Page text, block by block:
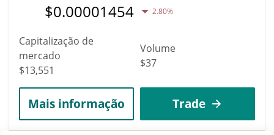
$0.00001454 2.80%
Capitalização de
mercado
$13,551
Volume
$37
Mais informação Trade